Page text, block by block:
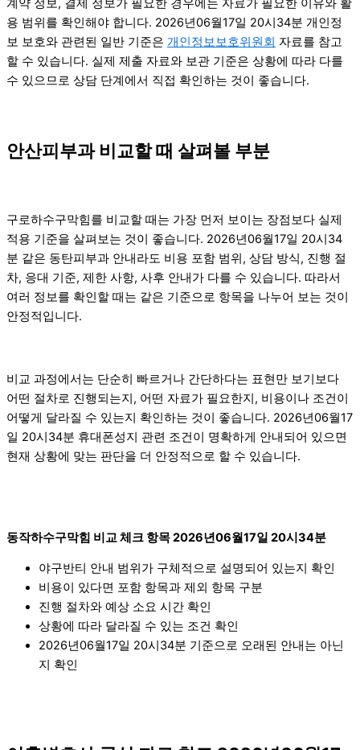
계약 정보, 결제 정보가 필요한 경우에는 자료가 필요한 이유와 활
용 범위를 확인해야 합니다. 2026년06월17일 20시34분 개인정
보 보호와 관련된 일반 기준은 개인정보보호위원회 자료를 참고
할 수 있습니다. 실제 제출 자료와 보관 기준은 상황에 따라 다를
수 있으므로 상담 단계에서 직접 확인하는 것이 좋습니다.
안산피부과 비교할 때 살펴볼 부분
구로하수구막힘를 비교할 때는 가장 먼저 보이는 장점보다 실제
적용 기준을 살펴보는 것이 좋습니다. 2026년06월17일 20시34
분 같은 동탄피부과 안내라도 비용 포함 범위, 상담 방식, 진행 절
차, 응대 기준, 제한 사항, 사후 안내가 다를 수 있습니다. 따라서
여러 정보를 확인할 때는 같은 기준으로 항목을 나누어 보는 것이
안정적입니다.
비교 과정에서는 단순히 빠르거나 간단하다는 표현만 보기보다
어떤 절차로 진행되는지, 어떤 자료가 필요한지, 비용이나 조건이
어떻게 달라질 수 있는지 확인하는 것이 좋습니다. 2026년06월17
일 20시34분 휴대폰성지 관련 조건이 명확하게 안내되어 있으면
현재 상황에 맞는 판단을 더 안정적으로 할 수 있습니다.
동작하수구막힘 비교 체크 항목 2026년06월17일 20시34분
야구반티 안내 범위가 구체적으로 설명되어 있는지 확인
비용이 있다면 포함 항목과 제외 항목 구분
진행 절차와 예상 소요 시간 확인
상황에 따라 달라질 수 있는 조건 확인
2026년06월17일 20시34분 기준으로 오래된 안내는 아닌
지 확인